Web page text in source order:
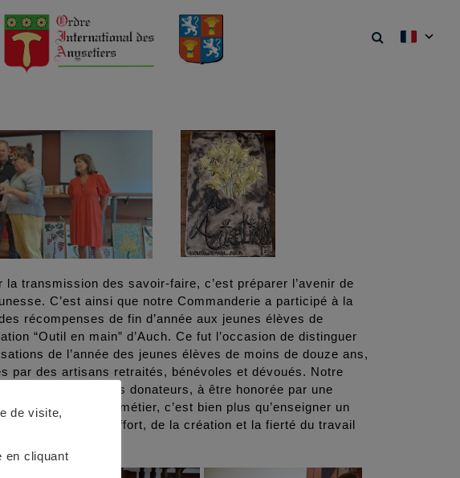
la transmission des savoir-faire, c’est préparer l’avenir de
C’est ainsi que notre Commanderie a participé à la
récompenses de fin d’année aux jeunes élèves de
“Outil en main” d’Auch. Ce fut l’occasion de distinguer
de l’année des jeunes élèves de moins de douze ans,
par des artisans retraités, bénévoles et dévoués. Notre
parmi les autres donateurs, à être honorée par une
Transmettre un métier, c’est bien plus qu’enseigner un
le goût de l’effort, de la création et la fierté du travail
de visite,
en cliquant